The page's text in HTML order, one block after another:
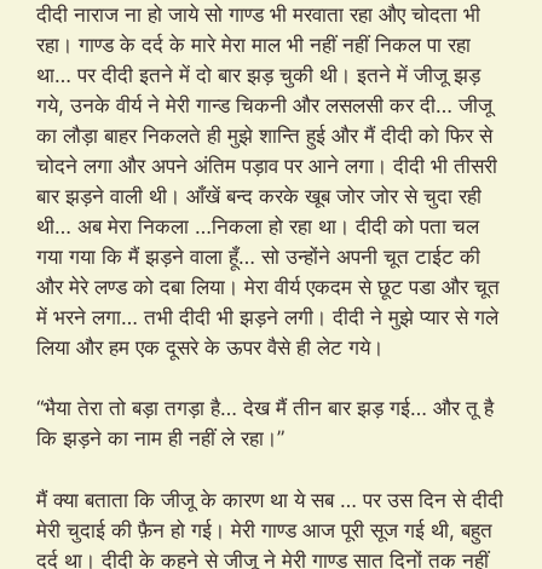
दीदी नाराज ना हो जाये सो गाण्ड भी मरवाता रहा औए चोदता भी
रहा। गाण्ड के दर्द के मारे मेरा माल भी नहीं नहीं निकल पा रहा
था… पर दीदी इतने में दो बार झड़ चुकी थी। इतने में जीजू झड़
गये, उनके वीर्य ने मेरी गान्ड चिकनी और लसलसी कर दी… जीजू
का लौड़ा बाहर निकलते ही मुझे शान्ति हुई और मैं दीदी को फिर से
चोदने लगा और अपने अंतिम पड़ाव पर आने लगा। दीदी भी तीसरी
बार झड़ने वाली थी। आँखें बन्द करके खूब जोर जोर से चुदा रही
थी… अब मेरा निकला …निकला हो रहा था। दीदी को पता चल
गया गया कि मैं झड़ने वाला हूँ… सो उन्होंने अपनी चूत टाईट की
और मेरे लण्ड को दबा लिया। मेरा वीर्य एकदम से छूट पडा और चूत
में भरने लगा… तभी दीदी भी झड़ने लगी। दीदी ने मुझे प्यार से गले
लिया और हम एक दूसरे के ऊपर वैसे ही लेट गये।
“भैया तेरा तो बड़ा तगड़ा है… देख मैं तीन बार झड़ गई… और तू है
कि झड़ने का नाम ही नहीं ले रहा।”
मैं क्या बताता कि जीजू के कारण था ये सब … पर उस दिन से दीदी
मेरी चुदाई की फ़ैन हो गई। मेरी गाण्ड आज पूरी सूज गई थी, बहुत
दर्द था। दीदी के कहने से जीजू ने मेरी गाण्ड सात दिनों तक नहीं